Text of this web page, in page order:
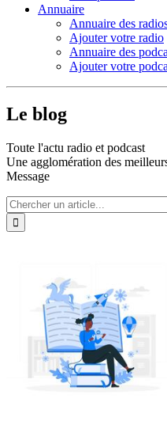
Annuaire
Annuaire des
Ajouter votre radio
Annuaire des
Ajouter votre
Le blog
Toute l'actu radio et podcast
Une agglomération des
Message